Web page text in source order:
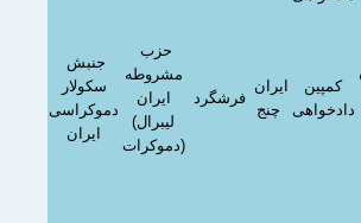
سکولار
دموکراسی
ایران
مشروطه
ایران
فرشگرد
ایران
چنج